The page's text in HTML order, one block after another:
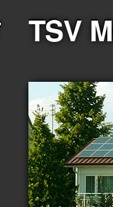
TSV